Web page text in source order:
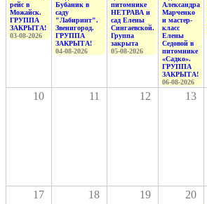
рейс в
Можайск.
ГРУППА
ЗАКРЫТА!
03-08-2026
Бубаник в
саду
"Лабиринт".
Звенигород.
ГРУППА
ЗАКРЫТА!
04-08-2026
питомнике
НЕТРАВА и
сад Елены
Сингаевской.
Группа
закрыта
05-08-2026
Александра
Марченко
и мастер-
класс
Елены
Седовой в
питомнике
«Садко».
ГРУППА
ЗАКРЫТА!
06-08-2026
10 11 12 13
17 18 19 20